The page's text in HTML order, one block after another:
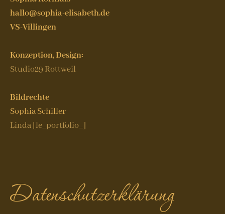
hallo@sophia-elisabeth.de
VS-Villingen
Konzeption, Design:
Studio29 Rottweil
Bildrechte
Sophia Schiller
Linda [le_portfolio_]
Datenschutzerklärung